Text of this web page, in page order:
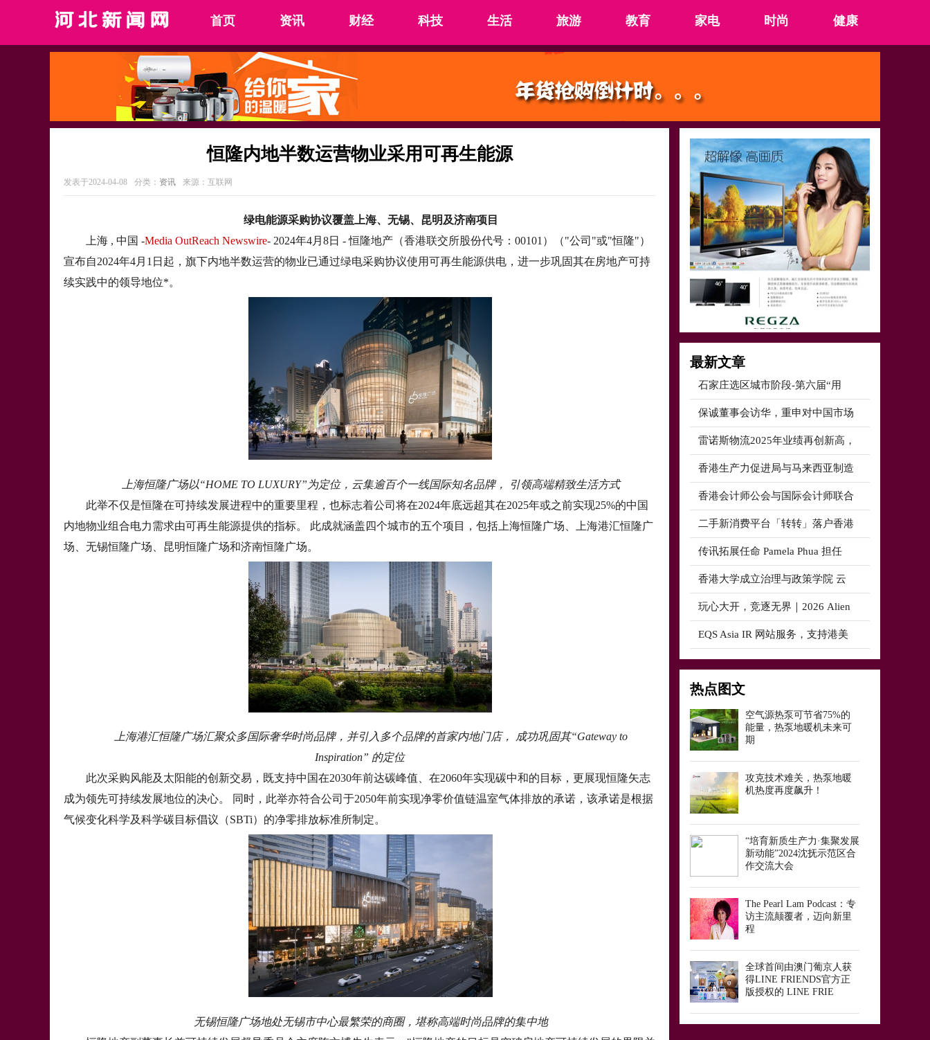
首页 资讯 财经 科技 生活 旅游 教育 家电 时尚 健康
恒隆内地半数运营物业采用可再生能源
发表于2024-04-08 分类： 资讯 来源：互联网
绿电能源采购协议覆盖上海、无锡、昆明及济南项目
上海 , 中国 -Media OutReach Newswire- 2024年4月8日 - 恒隆地产（香港联交所股份代号：00101）（"公司"或"恒隆"）
宣布自2024年4月1日起，旗下内地半数运营的物业已通过绿电采购协议使用可再生能源供电，进一步巩固其在房地产可持
续实践中的领导地位*。
上海恒隆广场以“HOME TO LUXURY”为定位，云集逾百个一线国际知名品牌， 引领高端精致生活方式
此举不仅是恒隆在可持续发展进程中的重要里程，也标志着公司将在2024年底远超其在2025年或之前实现25%的中国
内地物业组合电力需求由可再生能源提供的指标。 此成就涵盖四个城市的五个项目，包括上海恒隆广场、上海港汇恒隆广
场、无锡恒隆广场、昆明恒隆广场和济南恒隆广场。
上海港汇恒隆广场汇聚众多国际奢华时尚品牌，并引入多个品牌的首家内地门店， 成功巩固其“Gateway to
Inspiration” 的定位
此次采购风能及太阳能的创新交易，既支持中国在2030年前达碳峰值、在2060年实现碳中和的目标，更展现恒隆矢志
成为领先可持续发展地位的决心。 同时，此举亦符合公司于2050年前实现净零价值链温室气体排放的承诺，该承诺是根据
气候变化科学及科学碳目标倡议（SBTi）的净零排放标准所制定。
无锡恒隆广场地处无锡市中心最繁荣的商圈，堪称高端时尚品牌的集中地
最新文章
石家庄选区城市阶段-第六届“用
保诚董事会访华，重申对中国市场
雷诺斯物流2025年业绩再创新高，
香港生产力促进局与马来西亚制造
香港会计师公会与国际会计师联合
二手新消费平台「转转」落户香港
传讯拓展任命 Pamela Phua 担任
香港大学成立治理与政策学院 云
玩心大开，竞逐无界｜2026 Alien
EQS Asia IR 网站服务，支持港美
热点图文
空气源热泵可节省75%的
能量，热泵地暖机未来可
期
攻克技术难关，热泵地暖
机热度再度飙升！
“培育新质生产力·集聚发展
新动能”2024沈抚示范区合
作交流大会
The Pearl Lam Podcast：专
访主流颠覆者，迈向新里
程
全球首间由澳门葡京人获
得LINE FRIENDS官方正
版授权的 LINE FRIE